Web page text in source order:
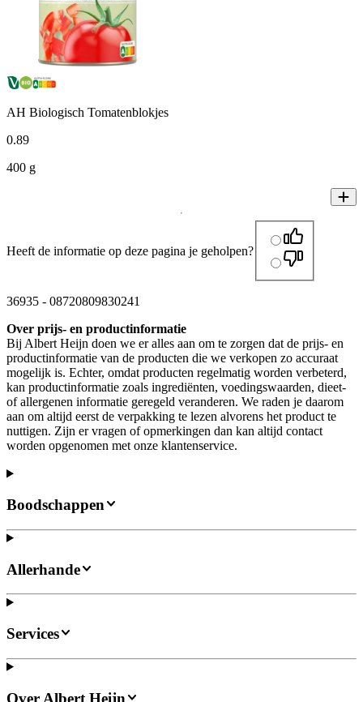
AH Biologisch Tomatenblokjes
0.89
400 g
Heeft de informatie op deze pagina je geholpen?
36935 - 08720809830241
Over prijs- en productinformatie
Bij Albert Heijn doen we er alles aan om te zorgen dat de prijs- en
productinformatie van de producten die we verkopen zo accuraat
mogelijk is. Echter, omdat producten regelmatig worden verbeterd,
kan productinformatie zoals ingrediënten, voedingswaarden, dieet-
of allergenen informatie geregeld veranderen. We raden je daarom
aan om altijd eerst de verpakking te lezen alvorens het product te
nuttigen. Zijn er vragen of opmerkingen dan kan altijd contact
worden opgenomen met onze klantenservice.
Boodschappen
Allerhande
Services
Over Albert Heijn